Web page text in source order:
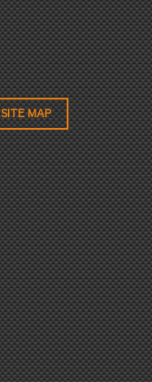
SITE MAP